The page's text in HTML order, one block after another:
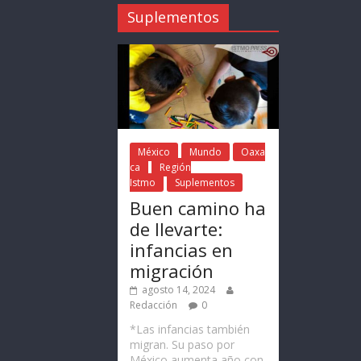
Suplementos
México Mundo
Oaxa
ca
Región
Istmo
Suplementos
Buen camino ha
de llevarte:
infancias en
migración
agosto 14, 2024
Redacción
0
*Las infancias también
migran. Su paso por